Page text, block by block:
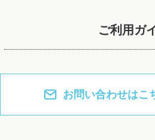
ご利用ガ
お問い合わせはこ